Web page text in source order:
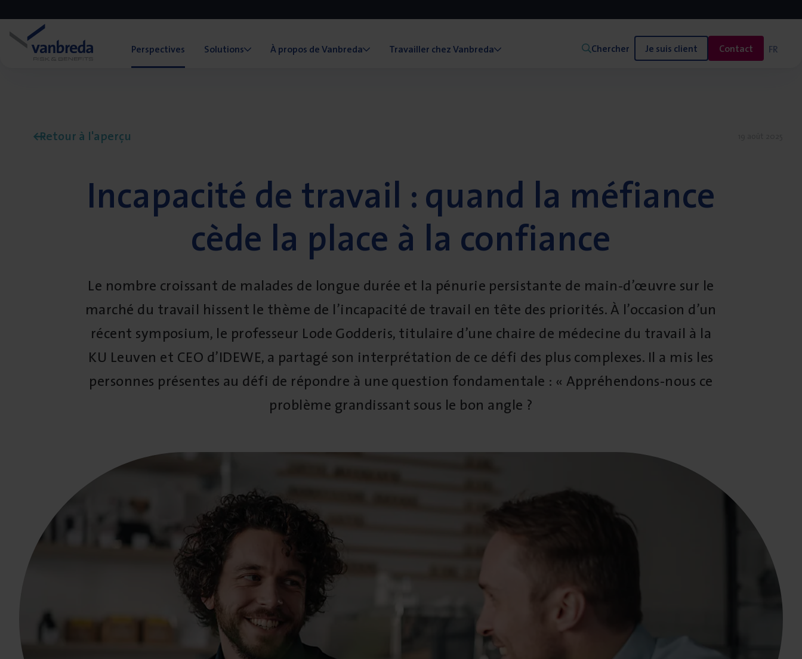
Perspectives Solutions À propos de Vanbreda Travailler chez Vanbreda Chercher Je suis client Contact FR
Retour à l'aperçu
Incapacité de travail : quand la méfiance
cède la place à la confiance
Le nombre croissant de malades de longue durée et la pénurie persistante de main-d’œuvre sur le
marché du travail hissent le thème de l’incapacité de travail en tête des priorités. À l’occasion d’un
récent symposium, le professeur Lode Godderis, titulaire d’une chaire de médecine du travail à la
KU Leuven et CEO d’IDEWE, a partagé son interprétation de ce défi des plus complexes. Il a mis les
personnes présentes au défi de répondre à une question fondamentale : « Appréhendons-nous ce
problème grandissant sous le bon angle ?